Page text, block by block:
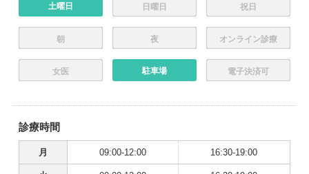
土曜日 日曜日 祝日
朝 夜 オンライン診療
女医 駐車場 電子決済可
診療時間
月 09:00-12:00 16:30-19:00